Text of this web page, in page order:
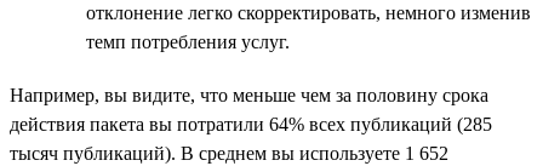
отклонение легко скорректировать, немного изменив
темп потребления услуг.
Например, вы видите, что меньше чем за половину срока
действия пакета вы потратили 64% всех публикаций (285
тысяч публикаций). В среднем вы используете 1 652